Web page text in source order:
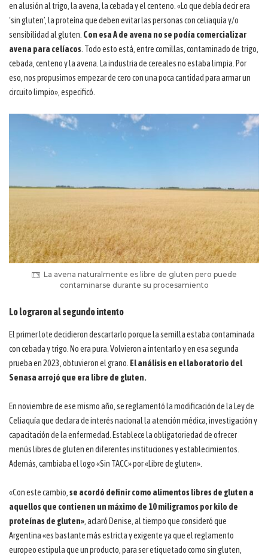
en alusión al trigo, la avena, la cebada y el centeno. «Lo que debía decir era
‘sin gluten’, la proteína que deben evitar las personas con celiaquía y/o
sensibilidad al gluten. Con esa A de avena no se podía comercializar
avena para celíacos . Todo esto está, entre comillas, contaminado de trigo,
cebada, centeno y la avena. La industria de cereales no estaba limpia. Por
eso, nos propusimos empezar de cero con una poca cantidad para armar un
circuito limpio», especificó.
La avena naturalmente es libre de gluten pero puede
contaminarse durante su procesamiento
Lo lograron al segundo intento
El primer lote decidieron descartarlo porque la semilla estaba contaminada
con cebada y trigo. No era pura. Volvieron a intentarlo y en esa segunda
prueba en 2023, obtuvieron el grano. El análisis en el laboratorio del
Senasa arrojó que era libre de gluten.
En noviembre de ese mismo año, se reglamentó la modificación de la Ley de
Celiaquía que declara de interés nacional la atención médica, investigación y
capacitación de la enfermedad. Establece la obligatoriedad de ofrecer
menús libres de gluten en diferentes instituciones y establecimientos.
Además, cambiaba el logo «Sin TACC» por «Libre de gluten».
«Con este cambio, se acordó definir como alimentos libres de gluten a
aquellos que contienen un máximo de 10 miligramos por kilo de
proteínas de gluten» , aclaró Denise, al tiempo que consideró que
Argentina «es bastante más estricta y exigente ya que el reglamento
europeo estipula que un producto, para ser etiquetado como sin gluten,